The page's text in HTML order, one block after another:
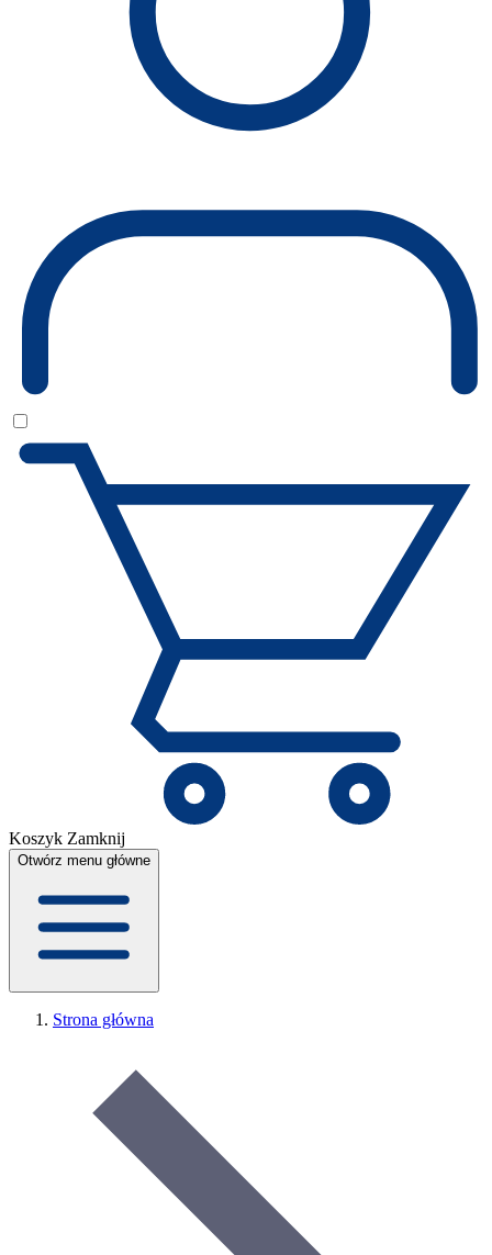
Koszyk Zamknij
Otwórz menu główne
Strona główna